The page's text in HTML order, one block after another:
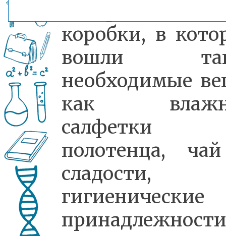
коробки, в
вошли
необходимые
как
полотенца,
сладости,
гигиенические